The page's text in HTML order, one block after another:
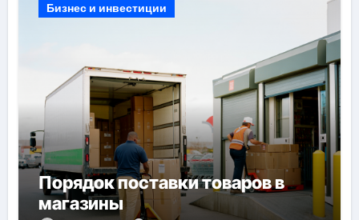
Бизнес и инвестиции
Порядок поставки товаров в
магазины